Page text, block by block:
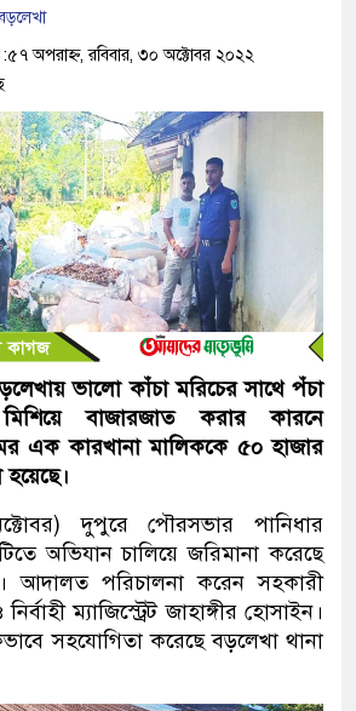
অপরাহ্ন, রবিবার, ৩০ অক্টোবর ২০২২
ভালো কাঁচা মরিচের সাথে পঁচা
বাজারজাত করার কারনে
এক কারখানা মালিককে ৫০ হাজার
হয়েছে।
দুপুরে পৌরসভার পানিধার
অভিযান চালিয়ে জরিমানা করেছে
আদালত পরিচালনা করেন সহকারী
ম্যাজিস্ট্রেট জাহাঙ্গীর হোসাইন।
সহযোগিতা করেছে বড়লেখা থানা